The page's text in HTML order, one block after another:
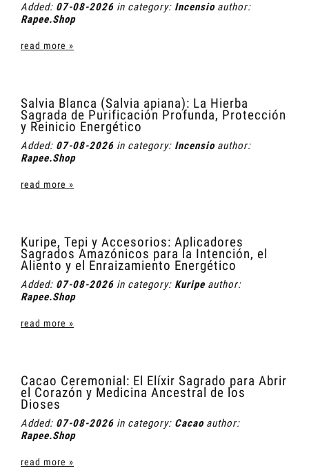
Added: 07-08-2026 in category: Incensioauthor:
Rapee.Shop
read more »
Salvia Blanca (Salvia apiana): La Hierba
Sagrada de Purificación Profunda, Protección
y Reinicio Energético
Added: 07-08-2026 in category: Incensioauthor:
Rapee.Shop
read more »
Kuripe, Tepi y Accesorios: Aplicadores
Sagrados Amazónicos para la Intención, el
Aliento y el Enraizamiento Energético
Added: 07-08-2026 in category: Kuripe author:
Rapee.Shop
read more »
Cacao Ceremonial: El Elíxir Sagrado para Abrir
el Corazón y Medicina Ancestral de los
Dioses
Added: 07-08-2026 in category: Cacaoauthor:
Rapee.Shop
read more »